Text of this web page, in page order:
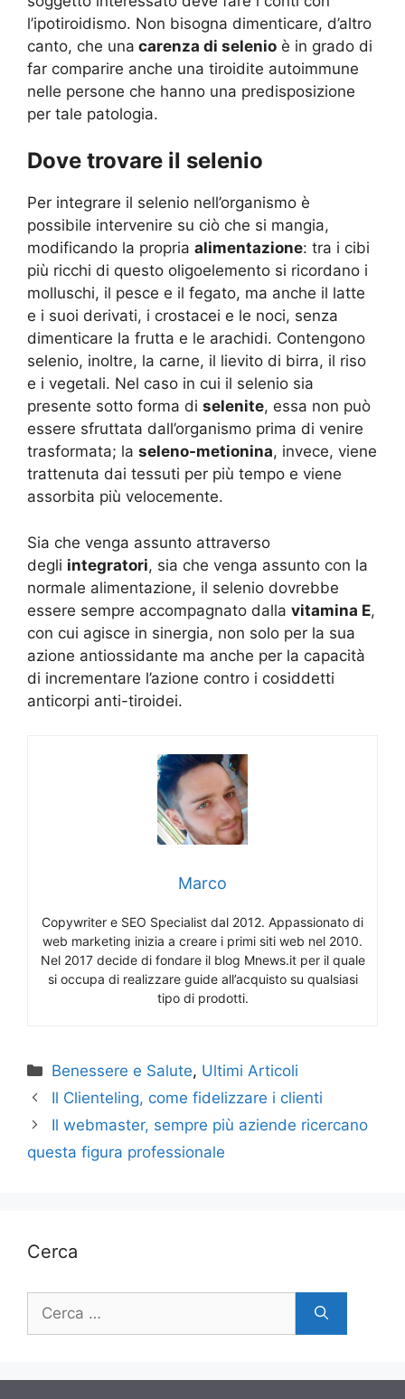
l’ipotiroidismo. Non bisogna dimenticare, d’altro
canto, che una carenza di selenio è in grado di
far comparire anche una tiroidite autoimmune
nelle persone che hanno una predisposizione
per tale patologia.
Dove trovare il selenio
Per integrare il selenio nell’organismo è
possibile intervenire su ciò che si mangia,
modificando la propria alimentazione: tra i cibi
più ricchi di questo oligoelemento si ricordano i
molluschi, il pesce e il fegato, ma anche il latte
e i suoi derivati, i crostacei e le noci, senza
dimenticare la frutta e le arachidi. Contengono
selenio, inoltre, la carne, il lievito di birra, il riso
e i vegetali. Nel caso in cui il selenio sia
presente sotto forma di selenite, essa non può
essere sfruttata dall’organismo prima di venire
trasformata; la seleno-metionina, invece, viene
trattenuta dai tessuti per più tempo e viene
assorbita più velocemente.
Sia che venga assunto attraverso
degli integratori, sia che venga assunto con la
normale alimentazione, il selenio dovrebbe
essere sempre accompagnato dalla vitamina E,
con cui agisce in sinergia, non solo per la sua
azione antiossidante ma anche per la capacità
di incrementare l’azione contro i cosiddetti
anticorpi anti-tiroidei.
Marco
Copywriter e SEO Specialist dal 2012. Appassionato di
web marketing inizia a creare i primi siti web nel 2010.
Nel 2017 decide di fondare il blog Mnews.it per il quale
si occupa di realizzare guide all’acquisto su qualsiasi
tipo di prodotti.
Categorie
Benessere e Salute, Ultimi Articoli
Il Clienteling, come fidelizzare i clienti
Il webmaster, sempre più aziende ricercano
questa figura professionale
Cerca
Ricerca